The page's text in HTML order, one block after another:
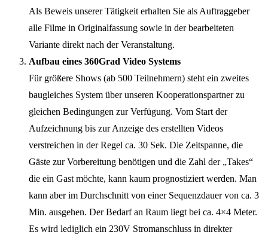
Als Beweis unserer Tätigkeit erhalten Sie als Auftraggeber
alle Filme in Originalfassung sowie in der bearbeiteten
Variante direkt nach der Veranstaltung.
Aufbau eines 360Grad Video Systems
Für größere Shows (ab 500 Teilnehmern) steht ein zweites
baugleiches System über unseren Kooperationspartner zu
gleichen Bedingungen zur Verfügung. Vom Start der
Aufzeichnung bis zur Anzeige des erstellten Videos
verstreichen in der Regel ca. 30 Sek. Die Zeitspanne, die
Gäste zur Vorbereitung benötigen und die Zahl der „Takes“
die ein Gast möchte, kann kaum prognostiziert werden. Man
kann aber im Durchschnitt von einer Sequenzdauer von ca. 3
Min. ausgehen. Der Bedarf an Raum liegt bei ca. 4×4 Meter.
Es wird lediglich ein 230V Stromanschluss in direkter